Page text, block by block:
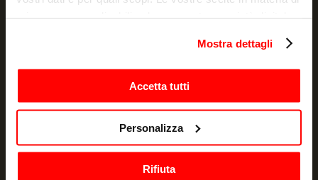
modificare o revocare il proprio consenso in qualsiasi
momento dalla Dichiarazione sui cookie o facendo clic
sull'icona di attivazione della privacy.
raccogliere informazioni sulla tua posizione
geografica, con un'approssimazione di qualche
Mostra dettagli
Accetta tutti
Personalizza
Rifiuta
Promotions and news, directly in your email
我声明我已阅读过信息通知并授权处理我的个人数据以用于营销